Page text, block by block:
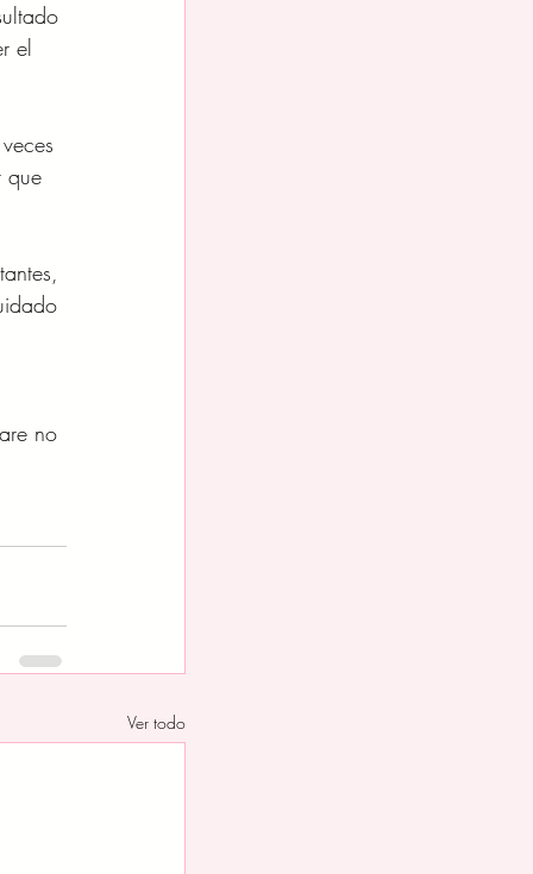
el
que
no
Ver todo